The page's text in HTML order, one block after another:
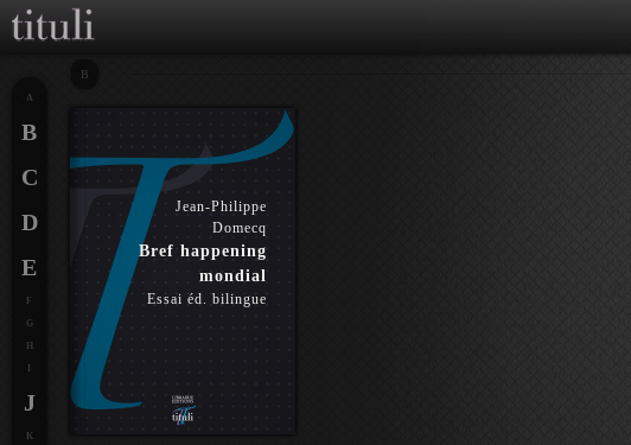
B
Jean-Philippe
Domecq
Bref happening
mondial
Essai éd. bilingue
A
B
C
D
E
F
G
J
K